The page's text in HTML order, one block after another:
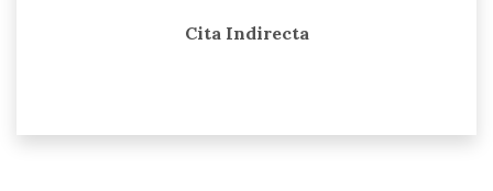
Cita Indirecta